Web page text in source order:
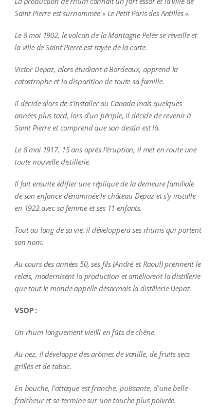
Saint Pierre est surnommée « Le Petit Paris des Antilles ».
Le 8 mai 1902, le volcan de la Montagne Pelée se réveille et
la ville de Saint Pierre est rayée de la carte.
Victor Depaz, alors étudiant à Bordeaux, apprend la
catastrophe et la disparition de toute sa famille.
Il décide alors de s’installer au Canada mais quelques
années plus tard, lors d’un périple, il décide de revenir à
Saint Pierre et comprend que son destin est là.
Le 8 mai 1917, 15 ans après l’éruption, il met en route une
toute nouvelle distillerie.
Il fait ensuite édifier une réplique de la demeure familiale
de son enfance dénommée le château Depaz et s’y installe
en 1922 avec sa femme et ses 11 enfants.
Tout au long de sa vie, il développera ses rhums qui portent
son nom.
Au cours des années 50, ses fils (André et Raoul) prennent le
relais, modernisent la production et améliorent la distillerie
que tout le monde appelle désormais la distillerie Depaz.
VSOP :
Un rhum longuement vieilli en fûts de chêne.
Au nez, il développe des arômes de vanille, de fruits secs
grillés et de tabac.
En bouche, l’attaque est franche, puissante, d’une belle
fraicheur et se termine sur une touche plus poivrée.